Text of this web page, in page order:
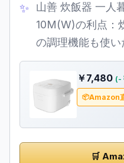
山善 炊飯器 一人
10M(W)の利点：
の調理機能も使い
￥7,480 (-
Amazon
🛒